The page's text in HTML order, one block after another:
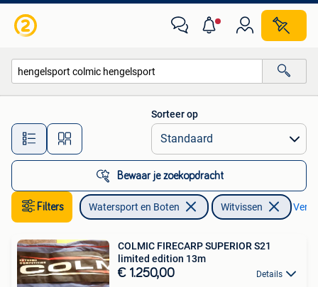
Alle afstanden…
Sorteer op
Bewaar je zoekopdracht
Filters Watersport en Boten Witvissen
COLMIC FIRECARP SUPERIOR S21
limited edition 13m
€ 1.250,00 Details